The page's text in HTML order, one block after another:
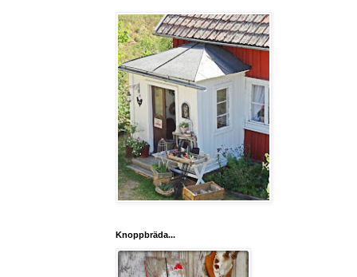
Knoppbräda...